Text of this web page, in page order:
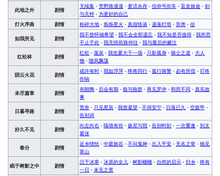
此地之外 剧情
无续集 · 荒野路漫漫 · 童话永存 · 信仰号街车 · 盲盒旅途 · 剑
与天秤 · 为更好的自己
灯火序曲
剧情 粉碎大地 · 烁烁星火 · 真假怪谈 · 遗落灯塔 · 异类 · 信
如我所见 剧情
我不曾怀揣希望 · 我不会全部遗忘 · 我不知是否值得 · 我所思
不止于此 · 我无惧前路何往 · 我与最后的赌注
红松林 剧情
红松 · 落灰 · 我也要大干一场 · 只影孤身 · 骑士之道 · 大人
物 · 随风飘荡
阴云火花 剧情
或许有时 · 我如浮萍 · 终将同行 · 孤行骑警 · 必有所偿 · 叮咚
作响
未尽篇章 剧情
布朗陶 · 后会有期 · 狼与狼群 · 再见罗伊 · 和而不同 · 真实故
事
日暮寻路 剧情
荒舍 · 只见星辰 · 我曾凝望 · 不得安宁 · 日落已久 · 空盔甲 ·
告别词
好久不见 剧情
向左向右 · 隔墙有你 · 扬尼与我 · 告别时刻 · 一次重逢 · 别太
紧张
春分 剧情
近乡情怯 · 中庭旅谷 · 不问鬼神 · 出入平安 · 无名之辈 · 独见
寒山
眠于树影之中 剧情
沉于冰寒 · 冰原的女儿 · 树影幢幢 · 自然的启示 · 归乡 · 终有
一日 · 未见之景